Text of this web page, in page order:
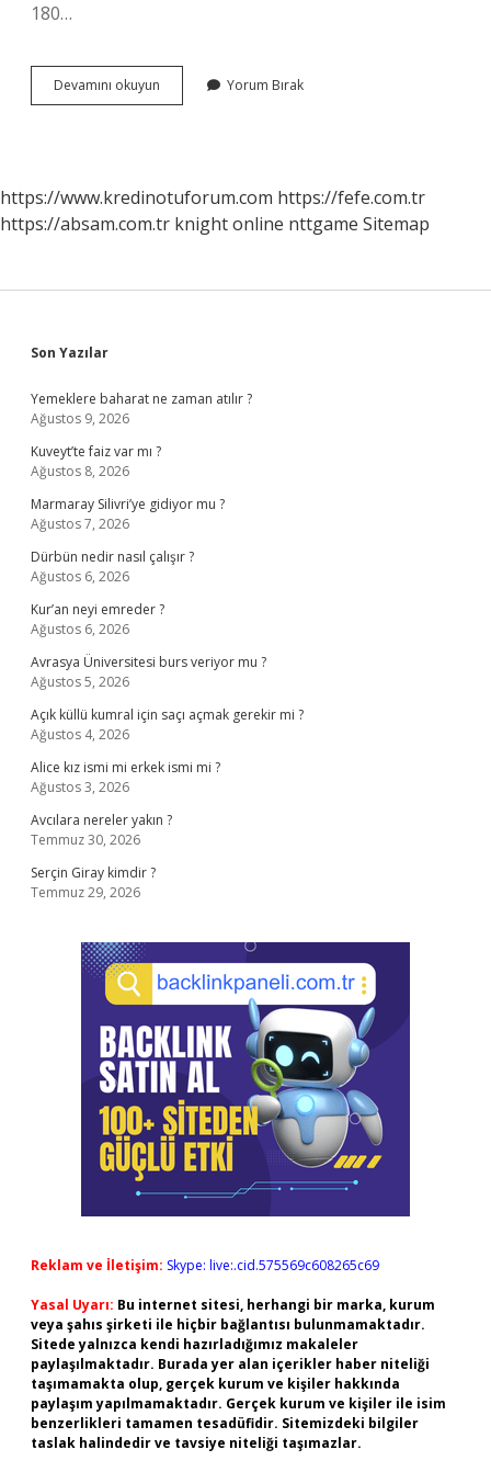
180…
Devamını okuyun Telefonda
Yedekleme
Yorum Bırak
https://www.kredinotuforum.com https://fefe.com.tr
https://absam.com.tr knight online nttgame Sitemap
Sidebar
Son Yazılar
Yemeklere baharat ne zaman atılır ?
Ağustos 9, 2026
Kuveyt’te faiz var mı ?
Ağustos 8, 2026
Marmaray Silivri’ye gidiyor mu ?
Ağustos 7, 2026
Dürbün nedir nasıl çalışır ?
Ağustos 6, 2026
Kur’an neyi emreder ?
Ağustos 6, 2026
Avrasya Üniversitesi burs veriyor mu ?
Ağustos 5, 2026
Açık küllü kumral için saçı açmak gerekir mi ?
Ağustos 4, 2026
Alice kız ismi mi erkek ismi mi ?
Ağustos 3, 2026
Avcılara nereler yakın ?
Temmuz 30, 2026
Serçin Giray kimdir ?
Temmuz 29, 2026
Reklam ve İletişim: Skype: live:.cid.575569c608265c69
Yasal Uyarı: Bu internet sitesi, herhangi bir marka, kurum
veya şahıs şirketi ile hiçbir bağlantısı bulunmamaktadır.
Sitede yalnızca kendi hazırladığımız makaleler
paylaşılmaktadır. Burada yer alan içerikler haber niteliği
taşımamakta olup, gerçek kurum ve kişiler hakkında
paylaşım yapılmamaktadır. Gerçek kurum ve kişiler ile isim
benzerlikleri tamamen tesadüfidir. Sitemizdeki bilgiler
taslak halindedir ve tavsiye niteliği taşımazlar.